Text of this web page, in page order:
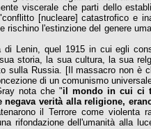
viscerale che parti dello
[nucleare] catastrofico e
rischino l'estinzione del genere
di Lenin, quel 1915 in cui egli
storia, la sua cultura, la sua
sulla Russia. [Il massacro non è
di un comunismo
nota che "il mondo in cui ci
negava verità alla religione,
il Terrore come
rifondazione dell'umanità alla